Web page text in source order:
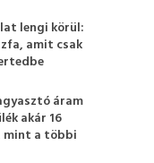
lengi körül:
amit csak
áram
akár 16
mint a többi